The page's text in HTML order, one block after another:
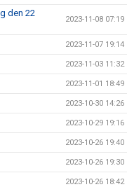
den 22
2023-11-08 07:19
2023-11-07 19:14
2023-11-03 11:32
2023-11-01 18:49
2023-10-30 14:26
2023-10-29 19:16
2023-10-26 19:40
2023-10-26 19:30
2023-10-26 18:42